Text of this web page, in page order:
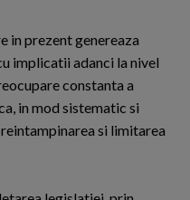
in prezent genereaza
implicatii adanci la nivel
constanta a
in mod sistematic si
si limitarea